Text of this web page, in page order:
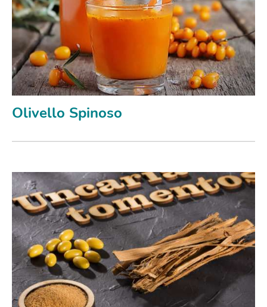
Olivello Spinoso